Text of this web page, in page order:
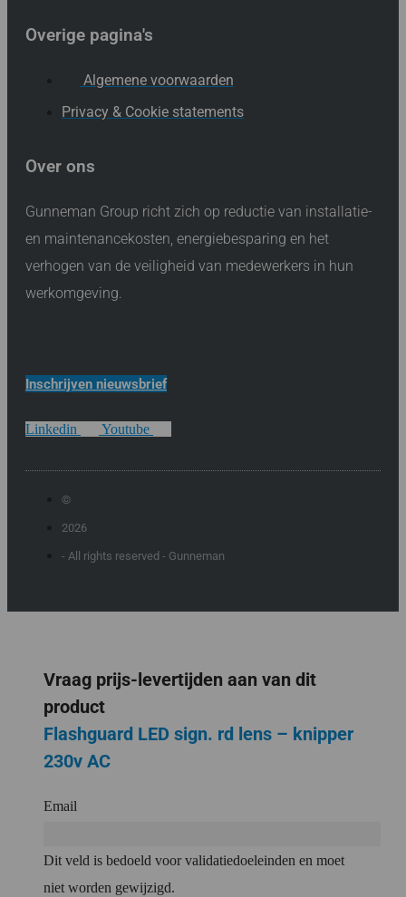
Overige pagina's
Algemene voorwaarden
Privacy & Cookie statements
Over ons
Gunneman Group richt zich op reductie van installatie-
en maintenancekosten, energiebesparing en het
verhogen van de veiligheid van medewerkers in hun
werkomgeving.
Inschrijven nieuwsbrief
Linkedin Youtube
©
2026
- All rights reserved - Gunneman
Vraag prijs-levertijden aan van dit
product
Flashguard LED sign. rd lens – knipper
230v AC
Email
Dit veld is bedoeld voor validatiedoeleinden en moet
niet worden gewijzigd.